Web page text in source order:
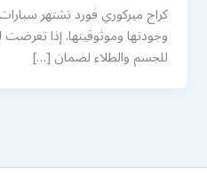
كراج ميركوري فورد تشتهر
وجودتها وموثوقيتها. إذا
للجسم والطلاء لضمان […]